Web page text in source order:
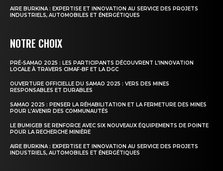
AIRE BURKINA : EXPERTISE ET INNOVATION AU SERVICE DES PROJETS
INDUSTRIELS, AUTOMOBILES ET ÉNERGÉTIQUES
NOTRE CHOIX
PRÉ-SAMAO 2025 : LES PARTICIPANTS DÉCOUVRENT L’INNOVATION
LOCALE À TRAVERS CIMAF-BF ET LA DGC
OUVERTURE OFFICIELLE DU SAMAO 2025 : VERS DES MINES
RESPONSABLES ET DURABLES
SAMAO 2025 : PENSER LA RÉHABILITATION ET LA FERMETURE DES MINES
POUR L’AVENIR DES COMMUNAUTÉS
LE BUMIGEB SE RENFORCE AVEC SIX NOUVEAUX ÉQUIPEMENTS DE POINTE
POUR LA RECHERCHE MINIÈRE
AIRE BURKINA : EXPERTISE ET INNOVATION AU SERVICE DES PROJETS
INDUSTRIELS, AUTOMOBILES ET ÉNERGÉTIQUES